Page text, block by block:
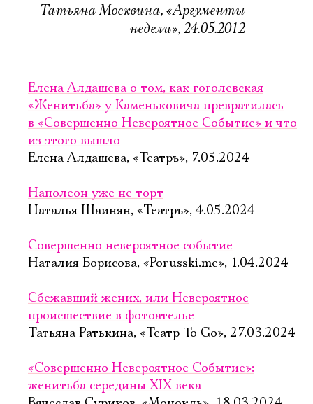
Татьяна Москвина, «Аргументы
недели», 24.05.2012
Елена Алдашева о том, как гоголевская
«Женитьба» у Каменьковича превратилась
в «Совершенно Невероятное Событие» и что
из этого вышло
Елена Алдашева, «Театръ», 7.05.2024
Наполеон уже не торт
Наталья Шаинян, «Театръ», 4.05.2024
Совершенно невероятное событие
Наталия Борисова, «Porusski.me», 1.04.2024
Сбежавший жених, или Невероятное
происшествие в фотоателье
Татьяна Ратькина, «Театр To Go», 27.03.2024
«Совершенно Невероятное Событие»:
женитьба середины XIX века